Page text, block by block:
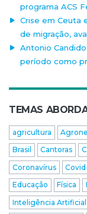
programa ACS
Crise em Ceuta
de migração,
Antonio
período como
TEMAS
agricultura
Brasil
Cantoras
Coronavírus
Educação
Física
Inteligência Artificial